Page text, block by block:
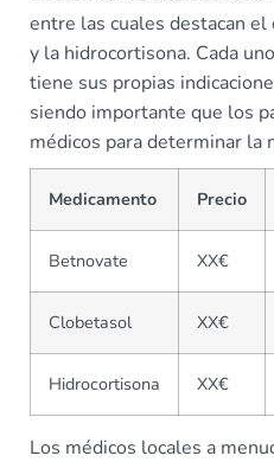
entre las cuales destacan
y la hidrocortisona. Cada
tiene sus propias
siendo importante que los
médicos para determinar la
Medicamento Precio
Betnovate XX€
Clobetasol XX€
Hidrocortisona XX€
Los médicos locales a